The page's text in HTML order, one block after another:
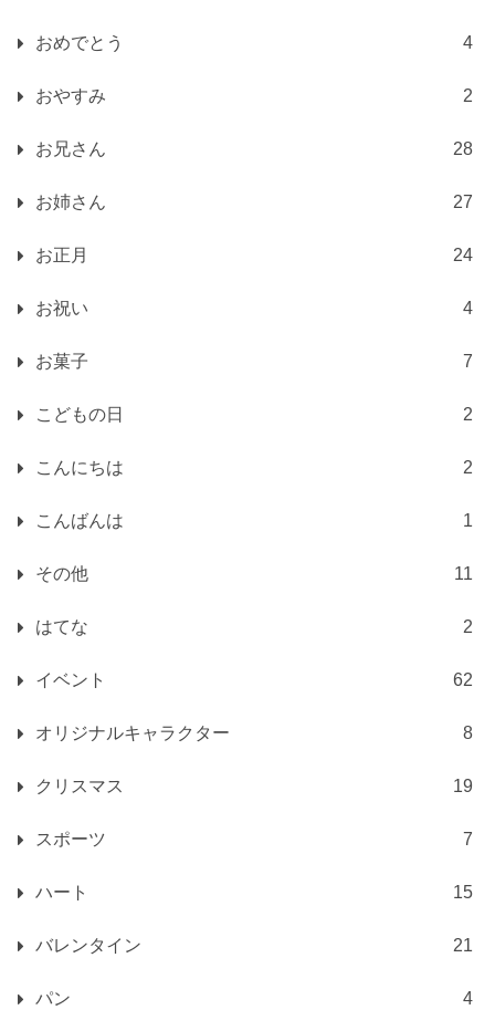
おめでとう 4
おやすみ 2
お兄さん 28
お姉さん 27
お正月 24
お祝い 4
お菓子 7
こどもの日 2
こんにちは 2
こんばんは 1
その他 11
はてな 2
イベント 62
オリジナルキャラクター 8
クリスマス 19
スポーツ 7
ハート 15
バレンタイン 21
パン 4